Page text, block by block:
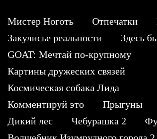
Мистер Ноготь Отпечатки
Закулисье реальности
Здесь
GOAT: Мечтай по-крупному
Картины дружеских связей
Космическая собака Лида
Комментируй это
Прыгуны
Дикий лес
Чебурашка 2